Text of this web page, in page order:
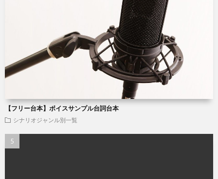
【フリー台本】ボイスサンプル台詞台本
シナリオジャンル別一覧